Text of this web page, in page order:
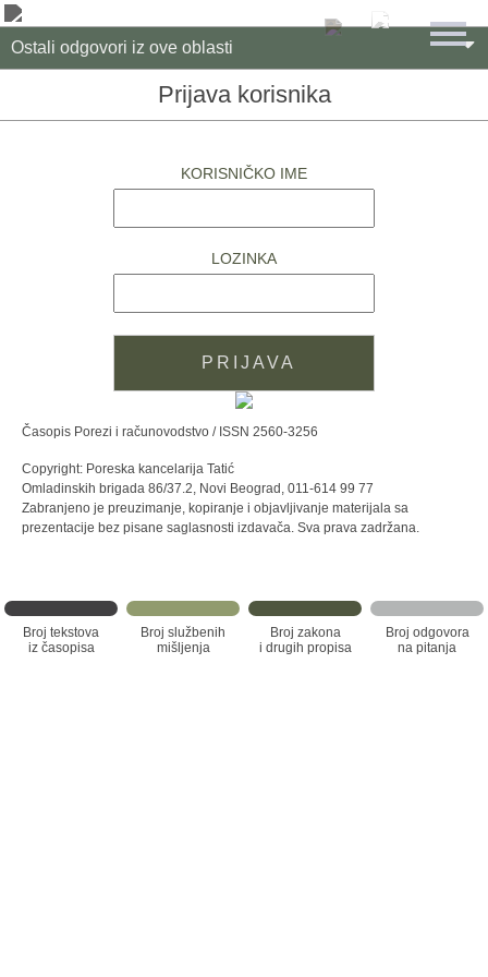
Ostali odgovori iz ove oblasti 
Prijava korisnika
KORISNIČKO IME
LOZINKA
Časopis Porezi i računovodstvo / ISSN 2560-3256
Copyright: Poreska kancelarija Tatić
Omladinskih brigada 86/37.2, Novi Beograd, 011-614 99 77
Zabranjeno je preuzimanje, kopiranje i objavljivanje materijala sa
prezentacije bez pisane saglasnosti izdavača. Sva prava zadržana.
Broj tekstova
iz časopisa
Broj službenih
mišljenja
Broj zakona
i drugih propisa
Broj odgovora
na pitanja